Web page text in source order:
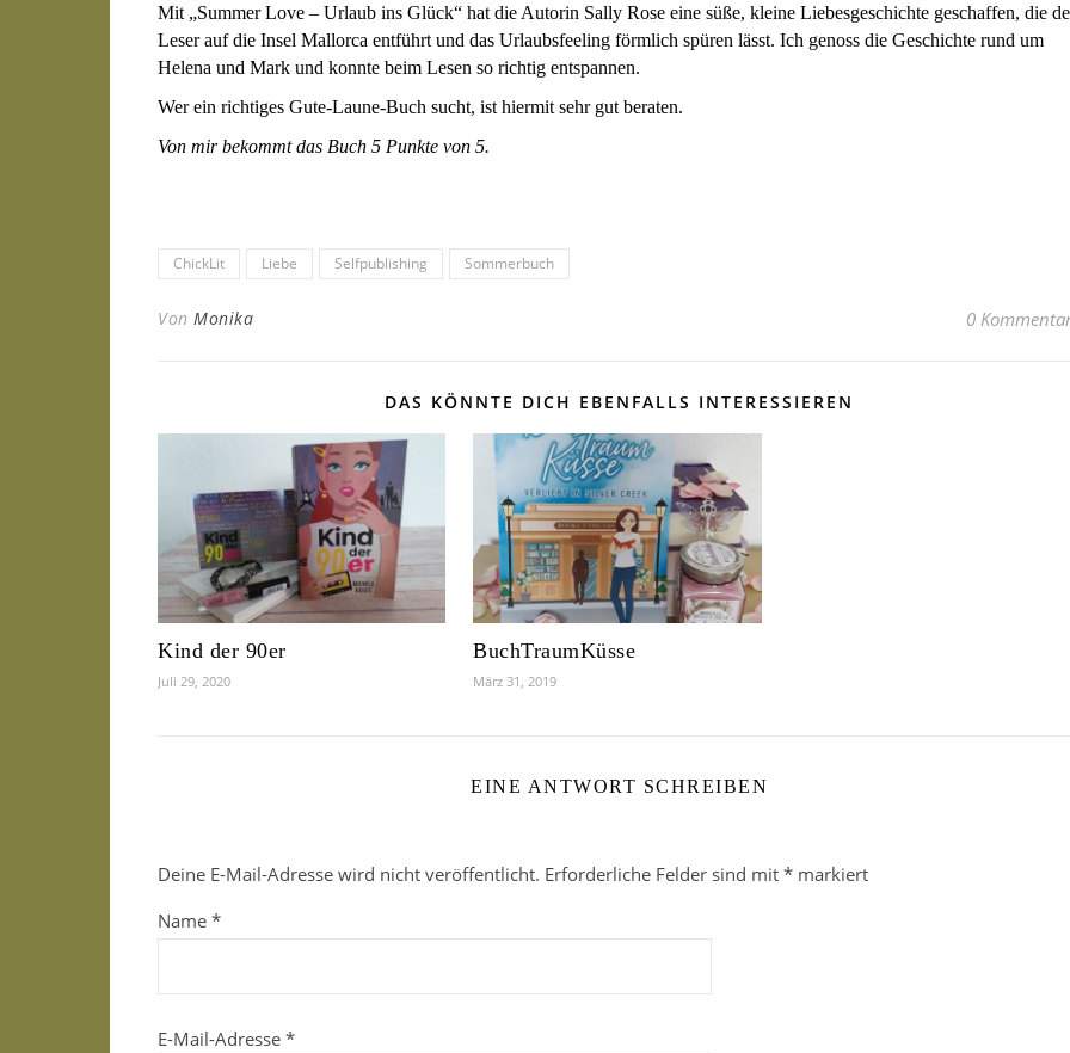
Mit „Summer Love – Urlaub ins Glück“ hat die Autorin Sally Rose eine süße, kleine Liebesgeschichte geschaffen, die
Leser auf die Insel Mallorca entführt und das Urlaubsfeeling förmlich spüren lässt. Ich genoss die Geschichte rund um
Helena und Mark und konnte beim Lesen so richtig entspannen.
Wer ein richtiges Gute-Laune-Buch sucht, ist hiermit sehr gut beraten.
Von mir bekommt das Buch 5 Punkte von 5.
ChickLit Liebe Selfpublishing Sommerbuch
Von Monika 0
DAS KÖNNTE DICH EBENFALLS INTERESSIEREN
Kind der 90er
Juli 29, 2020
BuchTraumKüsse
März 31, 2019
EINE ANTWORT SCHREIBEN
Deine E-Mail-Adresse wird nicht veröffentlicht. Erforderliche Felder sind mit * markiert
Name *
E-Mail-Adresse *